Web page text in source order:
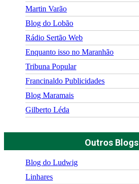
Martin Varão
Blog do Lobão
Rádio Sertão Web
Enquanto isso no Maranhão
Tribuna Popular
Francinaldo Publicidades
Blog Maramais
Gilberto Léda
Outros Blogs
Blog do Ludwig
Linhares